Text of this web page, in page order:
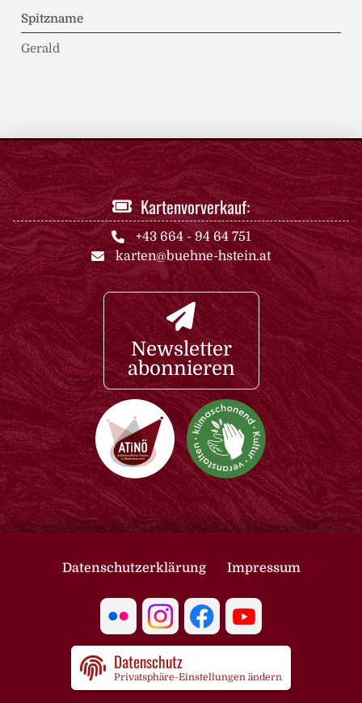
Spitzname
Gerald
Kartenvorverkauf:
+43 664 - 94 64 751
karten@buehne-hstein.at
Newsletter
abonnieren
Datenschutzerklärung Impressum
Datenschutz
Privatsphäre-Einstellungen ändern